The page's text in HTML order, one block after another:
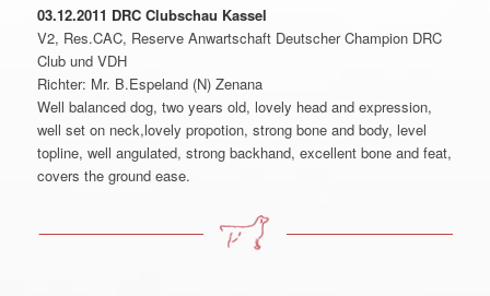
03.12.2011 DRC Clubschau Kassel
V2, Res.CAC, Reserve Anwartschaft Deutscher Champion DRC
Club und VDH
Richter: Mr. B.Espeland (N) Zenana
Well balanced dog, two years old, lovely head and expression,
well set on neck,lovely propotion, strong bone and body, level
topline, well angulated, strong backhand, excellent bone and feat,
covers the ground ease.